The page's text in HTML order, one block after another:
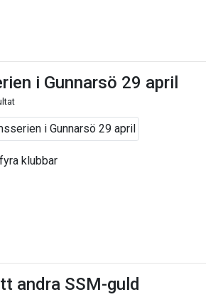
i Gunnarsö 29 april
klubbar
andra SSM-guld